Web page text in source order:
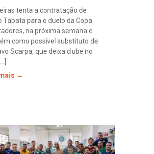
tenta a contratação de
Tabata para o duelo da Copa
na próxima semana e
como possível substituto de
Scarpa, que deixa clube no
→